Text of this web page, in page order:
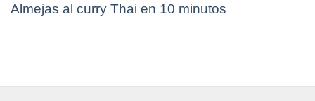
Almejas al curry Thai en 10 minutos